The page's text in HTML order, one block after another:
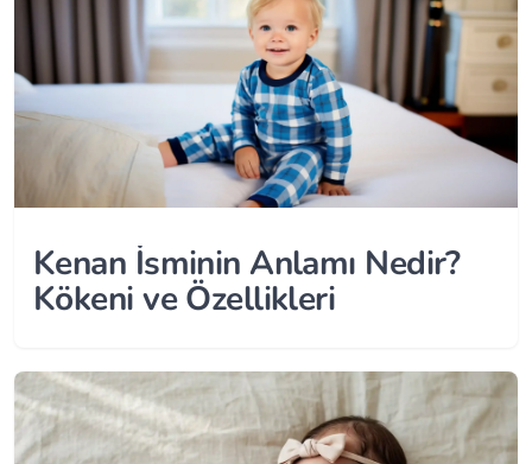
Kenan İsminin Anlamı Nedir?
Kökeni ve Özellikleri